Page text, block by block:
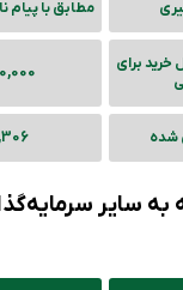
مطابق با پیام
خرید برای
شده
سایر